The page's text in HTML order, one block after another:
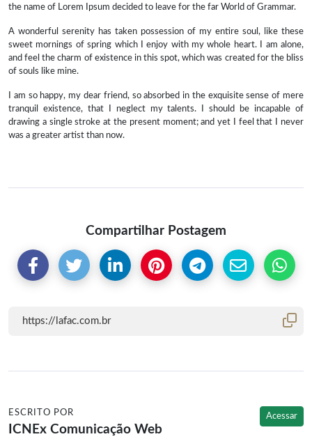
the name of Lorem Ipsum decided to leave for the far World of Grammar.
A wonderful serenity has taken possession of my entire soul, like these
sweet mornings of spring which I enjoy with my whole heart. I am alone,
and feel the charm of existence in this spot, which was created for the bliss
of souls like mine.
I am so happy, my dear friend, so absorbed in the exquisite sense of mere
tranquil existence, that I neglect my talents. I should be incapable of
drawing a single stroke at the present moment; and yet I feel that I never
was a greater artist than now.
Compartilhar Postagem
Acessar
ESCRITO POR
ICNEx Comunicação Web